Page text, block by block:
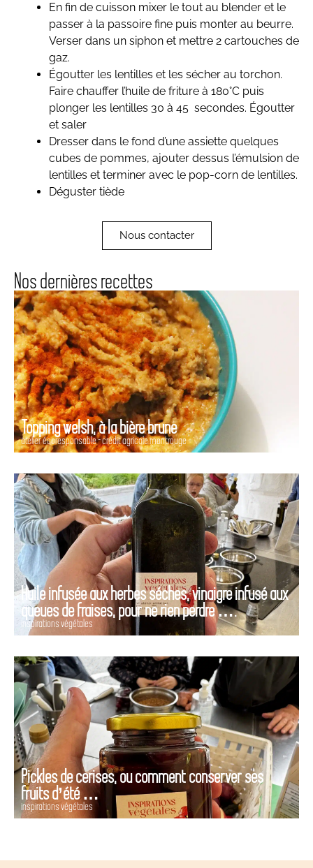
En fin de cuisson mixer le tout au blender et le
passer à la passoire fine puis monter au beurre.
Verser dans un siphon et mettre 2 cartouches de
gaz.
Égoutter les lentilles et les sécher au torchon.
Faire chauffer l’huile de friture à 180°C puis
plonger les lentilles 30 à 45 secondes. Égoutter
et saler
Dresser dans le fond d’une assiette quelques
cubes de pommes, ajouter dessus l’émulsion de
lentilles et terminer avec le pop-corn de lentilles.
Déguster tiède
Nous contacter
Nos dernières recettes
Topping welsh, à la bière brune
atelier écoresponsable - crédit agricole montrouge
Huile infusée aux herbes séches, vinaigre infusé aux
queues de fraises, pour ne rien perdre ….
inspirations végétales
Pickles de cerises, ou comment conserver ses
fruits d’été …
inspirations végétales